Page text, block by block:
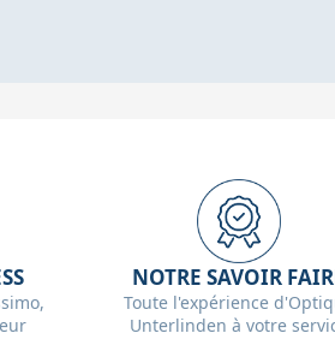
NOTRE SAVOIR
Toute l'expérience
Unterlinden à votre